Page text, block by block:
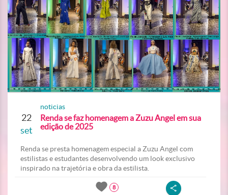
22
set
noticias
Renda se faz homenagem a Zuzu Angel em sua
edição de 2025
Renda se presta homenagem especial a Zuzu Angel com
estilistas e estudantes desenvolvendo um look exclusivo
inspirado na trajetória e obra da estilista.
8